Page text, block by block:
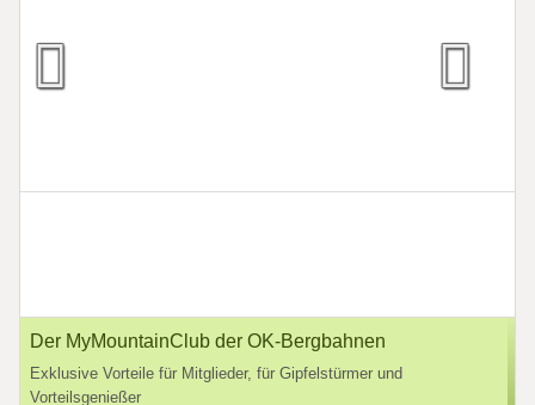
Der MyMountainClub der OK-Bergbahnen
Exklusive Vorteile für Mitglieder, für Gipfelstürmer und
Vorteilsgenießer